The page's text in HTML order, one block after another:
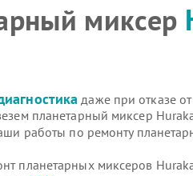
миксер
даже при отказе
планетарный миксер
работы по ремонту
планетарных миксеров